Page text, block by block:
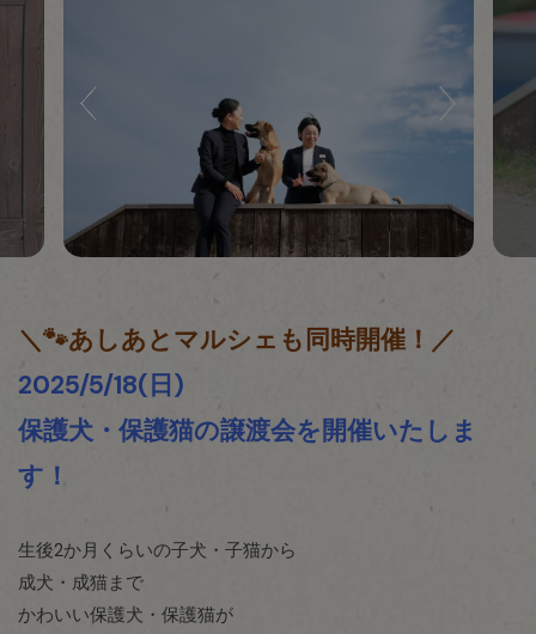
＼🐾あしあとマルシェも同時開催！／
2025/5/18(日)
保護犬・保護猫の譲渡会を開催いたしま
す！
生後2か月くらいの子犬・子猫から
成犬・成猫まで
かわいい保護犬・保護猫が